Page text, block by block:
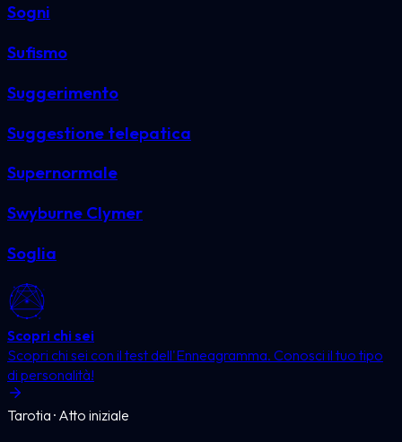
Sogni
Sufismo
Suggerimento
Suggestione telepatica
Supernormale
Swyburne Clymer
Soglia
Scopri chi sei
Scopri chi sei con il test dell'Enneagramma. Conosci il tuo tipo
di personalità!
Tarotia · Atto iniziale